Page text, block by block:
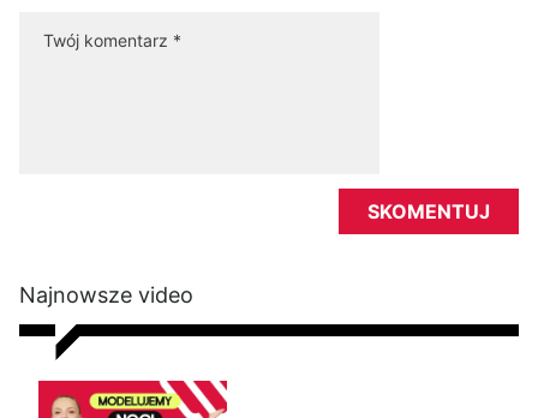
Najnowsze video